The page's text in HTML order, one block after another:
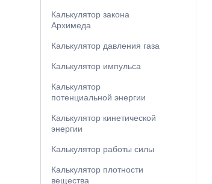
Калькулятор закона
Архимеда
Калькулятор давления газа
Калькулятор импульса
Калькулятор
потенциальной энергии
Калькулятор кинетической
энергии
Калькулятор работы силы
Калькулятор плотности
вещества